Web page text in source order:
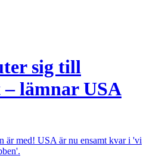
sig till
lämnar USA
är med! USA är nu ensamt kvar i 'vi